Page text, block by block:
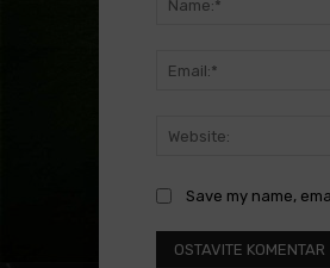
Save my name,